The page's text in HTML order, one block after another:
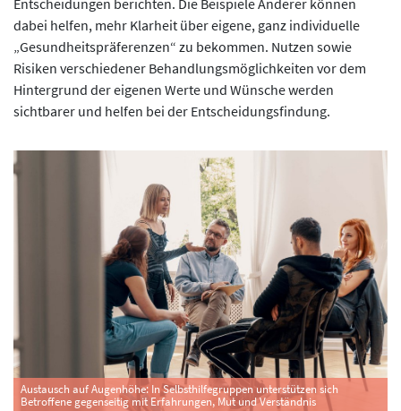
dabei helfen, mehr Klarheit über eigene, ganz individuelle
„Gesundheitspräferenzen“ zu bekommen. Nutzen sowie
Risiken verschiedener Behandlungsmöglichkeiten vor dem
Hintergrund der eigenen Werte und Wünsche werden
sichtbarer und helfen bei der Entscheidungsfindung.
Austausch auf Augenhöhe: In Selbsthilfegruppen unterstützen sich
Betroffene gegenseitig mit Erfahrungen, Mut und Verständnis